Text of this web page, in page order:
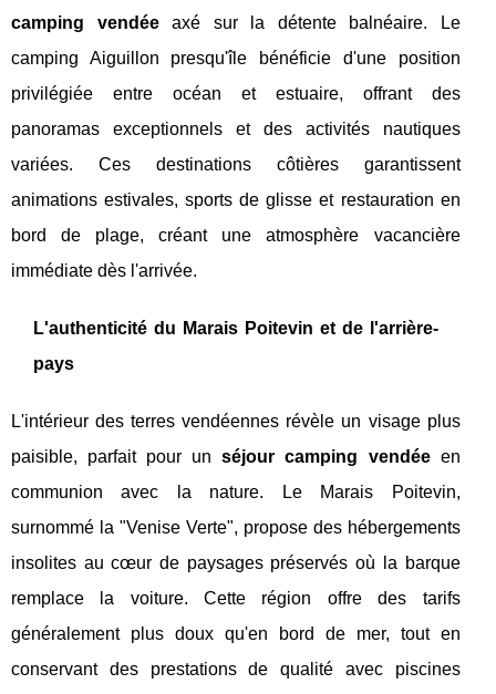
camping vendéeaxé sur la détente balnéaire. Le
camping Aiguillon presqu'île bénéficie d'une position
privilégiée entre océan et estuaire, offrant des
panoramas exceptionnels et des activités nautiques
variées. Ces destinations côtières garantissent
animations estivales, sports de glisse et restauration en
bord de plage, créant une atmosphère vacancière
immédiate dès l'arrivée.
L'authenticité du Marais Poitevin et de l'arrière-
pays
L'intérieur des terres vendéennes révèle un visage plus
paisible, parfait pour unséjour camping vendéeen
communion avec la nature. Le Marais Poitevin,
surnommé la "Venise Verte", propose des hébergements
insolites au cœur de paysages préservés où la barque
remplace la voiture. Cette région offre des tarifs
généralement plus doux qu'en bord de mer, tout en
conservant des prestations de qualité avec piscines